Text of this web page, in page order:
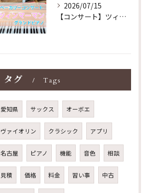
2026/07/15
【コンサート】ツィンマーマンのグランドピアノ♪木目猫足グラン...
タグ Tags
愛知県 サックス オーボエ
ヴァイオリン クラシック アプリ
名古屋 ピアノ 機能 音色 相談
見積 価格 料金 習い事 中古